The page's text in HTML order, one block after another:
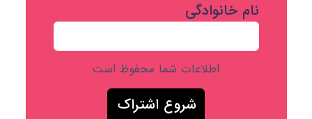
نام خانوادگی
اطلاعات شما محفوظ است